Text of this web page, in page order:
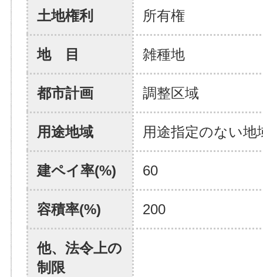
土地権利 所有権
地 目 雑種地
都市計画 調整区域
用途地域 用途指定のない地
建ペイ率(%) 60
容積率(%) 200
他、法令上の
制限